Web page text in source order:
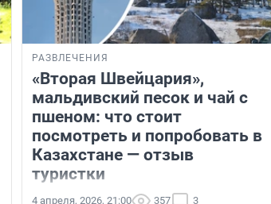
РАЗВЛЕЧЕНИЯ
«Вторая Швейцария»,
мальдивский песок и чай с
пшеном: что стоит
посмотреть и попробовать в
Казахстане — отзыв
туристки
4 апреля, 2026, 21:00 357 3